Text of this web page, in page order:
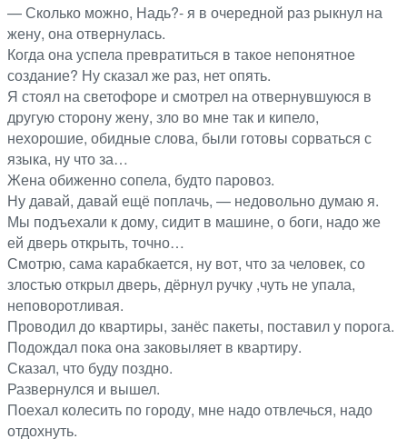
— Сколько можно, Надь?- я в очередной раз рыкнул на
жену, она отвернулась.
Когда она успела превратиться в такое непонятное
создание? Ну сказал же раз, нет опять.
Я стоял на светофоре и смотрел на отвернувшуюся в
другую сторону жену, зло во мне так и кипело,
нехорошие, обидные слова, были готовы сорваться с
языка, ну что за…
Жена обиженно сопела, будто паровоз.
Ну давай, давай ещё поплачь, — недовольно думаю я.
Мы подъехали к дому, сидит в машине, о боги, надо же
ей дверь открыть, точно…
Смотрю, сама карабкается, ну вот, что за человек, со
злостью открыл дверь, дёрнул ручку ,чуть не упала,
неповоротливая.
Проводил до квартиры, занёс пакеты, поставил у порога.
Подождал пока она заковыляет в квартиру.
Сказал, что буду поздно.
Развернулся и вышел.
Поехал колесить по городу, мне надо отвлечься, надо
отдохнуть.